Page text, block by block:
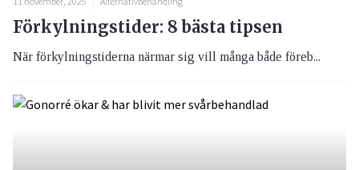
Förkylningstider: 8 bästa tipsen
När förkylningstiderna närmar sig vill många både föreb...